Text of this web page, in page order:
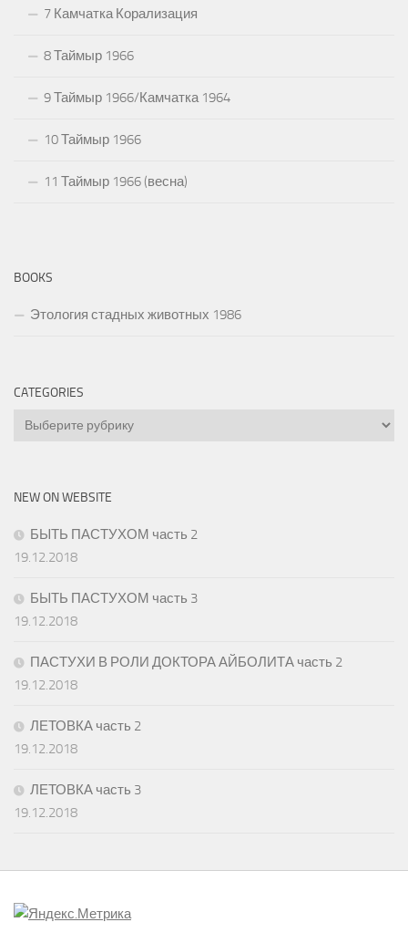
7 Камчатка Корализация
8 Таймыр 1966
9 Таймыр 1966/Камчатка 1964
10 Таймыр 1966
11 Таймыр 1966 (весна)
BOOKS
Этология стадных животных 1986
CATEGORIES
Categories
NEW ON WEBSITE
БЫТЬ ПАСТУХОМ часть 2
19.12.2018
БЫТЬ ПАСТУХОМ часть 3
19.12.2018
ПАСТУХИ В РОЛИ ДОКТОРА АЙБОЛИТА часть 2
19.12.2018
ЛЕТОВКА часть 2
19.12.2018
ЛЕТОВКА часть 3
19.12.2018